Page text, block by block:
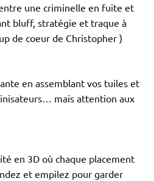
une criminelle en fuite et
bluff, stratégie et traque à
de coeur de Christopher )
en assemblant vos tuiles et
mais attention aux
en 3D où chaque placement
et empilez pour garder